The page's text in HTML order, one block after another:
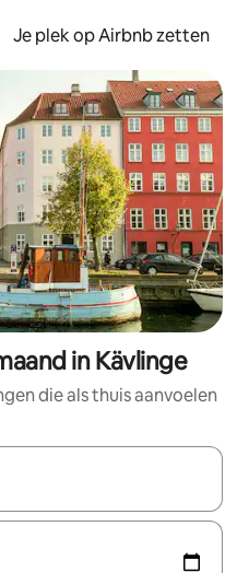
Je plek op Airbnb zetten
in Kävlinge
die als thuis aanvoelen
zijn, maak je een keuze